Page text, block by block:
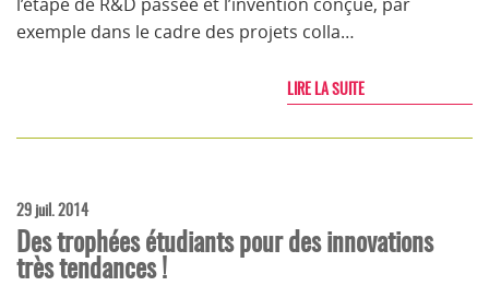
exemple dans le cadre des projets colla…
LIRE LA SUITE
29 juil. 2014
Des trophées étudiants pour des innovations
très tendances !